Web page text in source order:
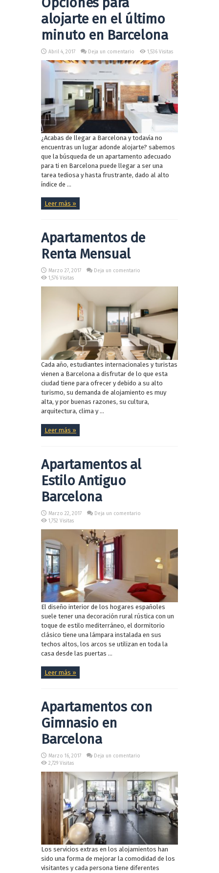
alojarte en el último
minuto en Barcelona
Abril 4, 2017 Deja un comentario 1,536 Visitas
¿Acabas de llegar a Barcelona y todavía no
encuentras un lugar adonde alojarte? sabemos
que la búsqueda de un apartamento adecuado
para ti en Barcelona puede llegar a ser una
tarea tediosa y hasta frustrante, dado al alto
índice de ...
Leer más »
Apartamentos de
Renta Mensual
Marzo 27, 2017
Deja un comentario
1,576 Visitas
Cada año, estudiantes internacionales y turistas
vienen a Barcelona a disfrutar de lo que esta
ciudad tiene para ofrecer y debido a su alto
turismo, su demanda de alojamiento es muy
alta, y por buenas razones, su cultura,
arquitectura, clima y ...
Leer más »
Apartamentos al
Estilo Antiguo
Barcelona
Marzo 22, 2017
Deja un comentario
1,752 Visitas
El diseño interior de los hogares españoles
suele tener una decoración rural rústica con un
toque de estilo mediterráneo, el dormitorio
clásico tiene una lámpara instalada en sus
techos altos, los arcos se utilizan en toda la
casa desde las puertas ...
Leer más »
Apartamentos con
Gimnasio en
Barcelona
Marzo 16, 2017
Deja un comentario
2,729 Visitas
Los servicios extras en los alojamientos han
sido una forma de mejorar la comodidad de los
visitantes y cada persona tiene diferentes